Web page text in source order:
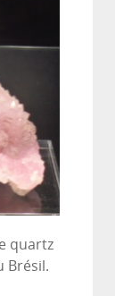
quartz
Brésil.